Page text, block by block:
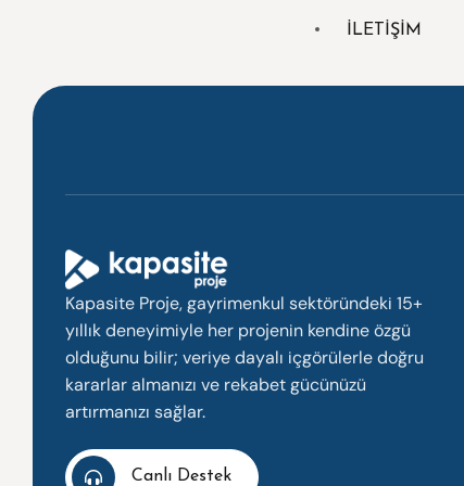
İLETİŞİM
Kapasite Proje, gayrimenkul sektöründeki 15+
yıllık deneyimiyle her projenin kendine özgü
olduğunu bilir; veriye dayalı içgörülerle doğru
kararlar almanızı ve rekabet gücünüzü
artırmanızı sağlar.
Canlı Destek